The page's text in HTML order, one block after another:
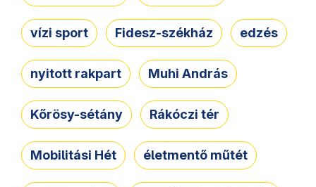
vízi sport Fidesz-székház edzés
nyitott rakpart Muhi András
Kőrösy-sétány Rákóczi tér
Mobilitási Hét életmentő műtét